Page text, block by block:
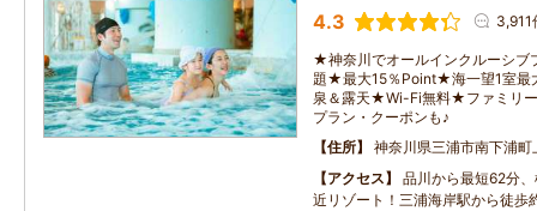
4.3 3,911
★神奈川でオールインクルーシ
題★最大15％Point★海一望1室
泉＆露天★Wi-Fi無料★ファミリ
プラン・クーポンも♪
住所
神奈川県三浦市南下浦
アクセス
品川から最短62分
近リゾート！三浦海岸駅から徒歩